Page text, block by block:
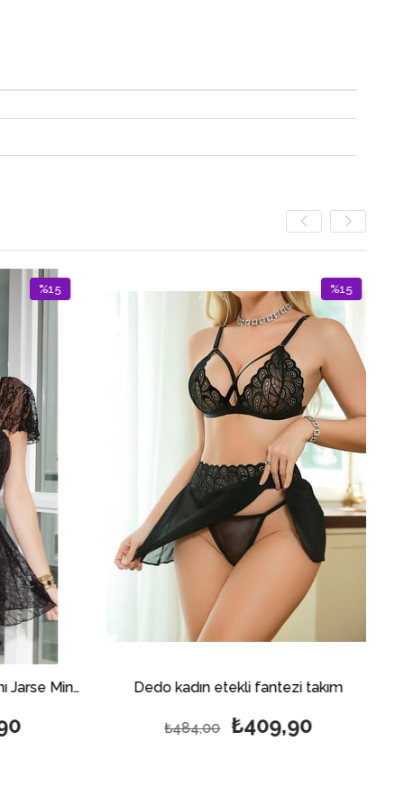
Dedo kadın etekli fantezi takım
₺409,90
%15
İndirim
%15İndirim